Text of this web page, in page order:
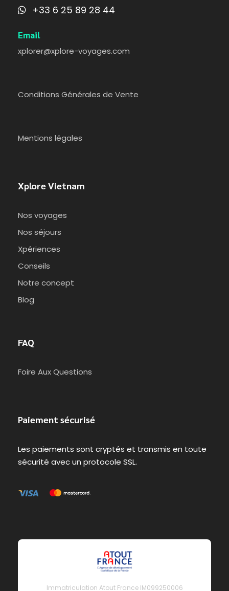
+33 6 25 89 28 44
Email
xplorer@xplore-voyages.com
Conditions Générales de Vente
Mentions légales
Xplore Vietnam
Nos voyages
Nos séjours
Xpériences
Conseils
Notre concept
Blog
FAQ
Foire Aux Questions
Paiement sécurisé
Les paiements sont cryptés et transmis en toute
sécurité avec un protocole SSL.
Immatriculation Atout France IM099250006